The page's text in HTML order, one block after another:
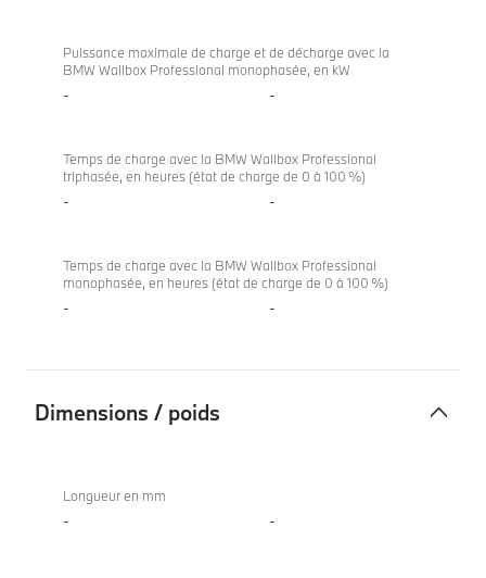
Puissance maximale de charge et de décharge avec la
BMW Wallbox Professional monophasée, en kW
- -
Temps de charge avec la BMW Wallbox Professional
triphasée, en heures (état de charge de 0 à 100 %)
- -
Temps de charge avec la BMW Wallbox Professional
monophasée, en heures (état de charge de 0 à 100 %)
- -
Dimensions / poids
poids
xDrive20i
Longueur en mm
- -